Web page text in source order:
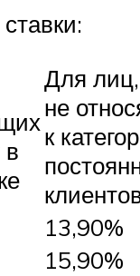
в
Для лиц,
не
к
13,90%
15,90%